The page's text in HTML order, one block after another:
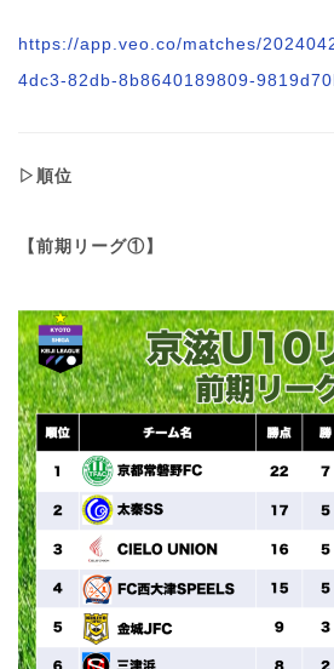
https://app.veo.co/matches/
4dc3-82db-8b8640189809-
▷順位
【前期リーグ①】